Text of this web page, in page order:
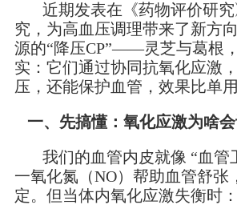
近期发表在《药物评价研究
究，为高血压调理带来了新方
源的“降压CP”——灵芝与葛根
实：它们通过协同抗氧化应激
压，还能保护血管，效果比单用
一、先搞懂：氧化应激为啥
我们的血管内皮就像 “血管
一氧化氮（NO）帮助血管舒张
定。但当体内氧化应激失衡时：